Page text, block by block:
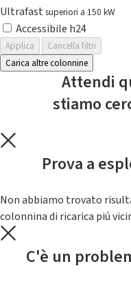
Ultrafast superiori a 150 kW
Accessibile h24
Applica
Cancella filtri
Carica altre colonnine
Attendi
stiamo
Prova a
Non abbiamo trovato
colonnina di ricarica piú
C'è un